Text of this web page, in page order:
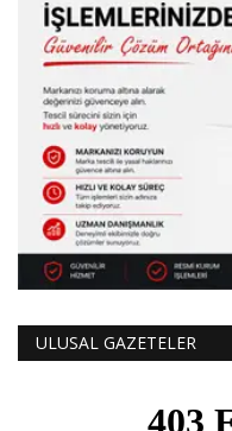
ULUSAL GAZETELER